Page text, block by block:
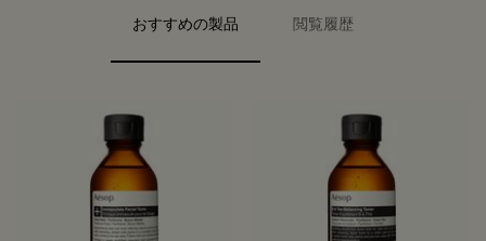
PDP carousel with textおすすめの製品 閲覧履歴